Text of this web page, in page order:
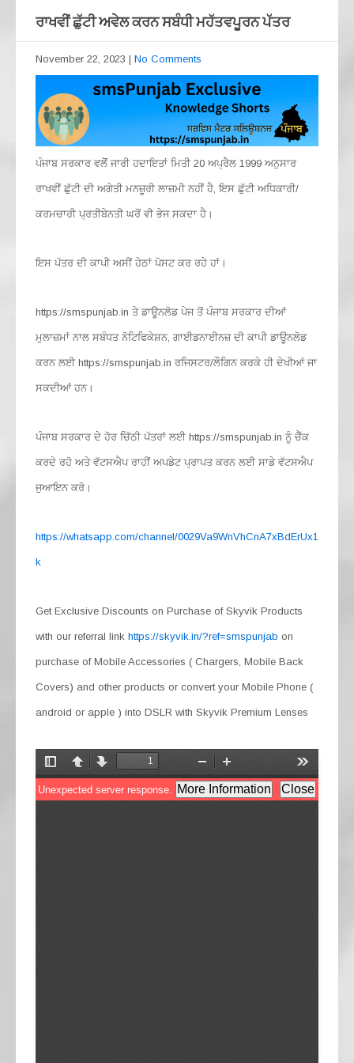
ਰਾਖਵੀਂ ਛੁੱਟੀ ਅਵੇਲ ਕਰਨ ਸਬੰਧੀ ਮਹੱਤਵਪੂਰਨ ਪੱਤਰ
November 22, 2023 | No Comments
ਪੰਜਾਬ ਸਰਕਾਰ ਵਲੋੋਂ ਜਾਰੀ ਹਦਾਇਤਾਂ ਮਿਤੀ 20 ਅਪ੍ਰੈਲ 1999 ਅਨੁਸਾਰ
ਰਾਖਵੀਂ ਛੁੱਟੀ ਦੀ ਅਗੇਤੀ ਮਨਜ਼ੂਰੀ ਲਾਜ਼ਮੀ ਨਹੀਂ ਹੈ, ਇਸ ਛੁੱਟੀ ਅਧਿਕਾਰੀ/
ਕਰਮਚਾਰੀ ਪ੍ਰਤੀਬੇਨਤੀ ਘਰੋਂ ਵੀ ਭੇਜ ਸਕਦਾ ਹੈ।
ਇਸ ਪੱਤਰ ਦੀ ਕਾਪੀ ਅਸੀਂ ਹੇਠਾਂ ਪੋਸਟ ਕਰ ਰਹੇ ਹਾਂ।
https://smspunjab.in ਤੇ ਡਾਊਨਲੋਡ ਪੇਜ ਤੋਂ ਪੰਜਾਬ ਸਰਕਾਰ ਦੀਆਂ
ਮੁਲਾਜ਼ਮਾਂ ਨਾਲ ਸਬੰਧਤ ਨੋਟਿਫਿਕੇਸ਼ਨ, ਗਾਈਡਨਾਈਨਜ਼ ਦੀ ਕਾਪੀ ਡਾਊਨਲੋਡ
ਕਰਨ ਲਈ https://smspunjab.in ਰਜਿਸਟਰ/ਲੌਗਿਨ ਕਰਕੇ ਹੀ ਦੇਖੀਆਂ ਜਾ
ਸਕਦੀਆਂ ਹਨ।
ਪੰਜਾਬ ਸਰਕਾਰ ਦੇ ਹੋਰ ਚਿੱਠੀ ਪੱਤਰਾਂ ਲਈ https://smspunjab.in ਨੂੰ ਚੈੱਕ
ਕਰਦੇ ਰਹੋ ਅਤੇ ਵੱਟਸਐਪ ਰਾਹੀਂ ਅਪਡੇਟ ਪ੍ਰਾਪਤ ਕਰਨ ਲਈ ਸਾਡੇ ਵੱਟਸਐਪ
ਜੁਆਇਨ ਕਰੋ।
https://whatsapp.com/channel/0029Va9WnVhCnA7xBdErUx1
k
Get Exclusive Discounts on Purchase of Skyvik Products
with our referral link https://skyvik.in/?ref=smspunjab on
purchase of Mobile Accessories ( Chargers, Mobile Back
Covers) and other products or convert your Mobile Phone (
android or apple ) into DSLR with Skyvik Premium Lenses